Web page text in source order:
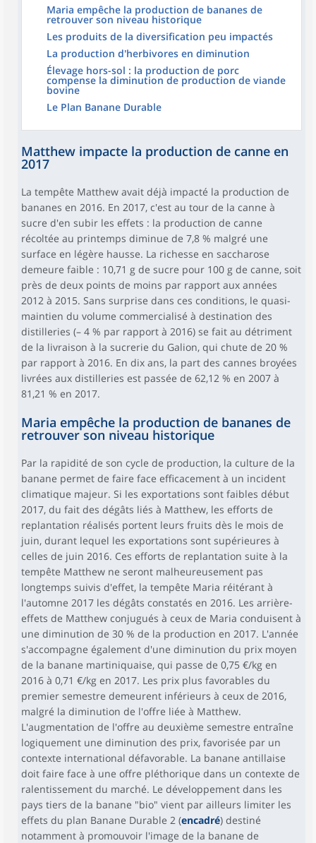
Maria empêche la production de bananes de
retrouver son niveau historique
Les produits de la diversification peu impactés
La production d'herbivores en diminution
Élevage hors-sol : la production de porc
compense la diminution de production de viande
bovine
Le Plan Banane Durable
Matthew impacte la production de canne en
2017
La tempête Matthew avait déjà impacté la production de
bananes en 2016. En 2017, c'est au tour de la canne à
sucre d'en subir les effets : la production de canne
récoltée au printemps diminue de 7,8 % malgré une
surface en légère hausse. La richesse en saccharose
demeure faible : 10,71 g de sucre pour 100 g de canne, soit
près de deux points de moins par rapport aux années
2012 à 2015. Sans surprise dans ces conditions, le quasi-
maintien du volume commercialisé à destination des
distilleries (– 4 % par rapport à 2016) se fait au détriment
de la livraison à la sucrerie du Galion, qui chute de 20 %
par rapport à 2016. En dix ans, la part des cannes broyées
livrées aux distilleries est passée de 62,12 % en 2007 à
81,21 % en 2017.
Maria empêche la production de bananes de
retrouver son niveau historique
Par la rapidité de son cycle de production, la culture de la
banane permet de faire face efficacement à un incident
climatique majeur. Si les exportations sont faibles début
2017, du fait des dégâts liés à Matthew, les efforts de
replantation réalisés portent leurs fruits dès le mois de
juin, durant lequel les exportations sont supérieures à
celles de juin 2016. Ces efforts de replantation suite à la
tempête Matthew ne seront malheureusement pas
longtemps suivis d'effet, la tempête Maria réitérant à
l'automne 2017 les dégâts constatés en 2016. Les arrière-
effets de Matthew conjugués à ceux de Maria conduisent à
une diminution de 30 % de la production en 2017. L'année
s'accompagne également d'une diminution du prix moyen
de la banane martiniquaise, qui passe de 0,75 €/kg en
2016 à 0,71 €/kg en 2017. Les prix plus favorables du
premier semestre demeurent inférieurs à ceux de 2016,
malgré la diminution de l'offre liée à Matthew.
L'augmentation de l'offre au deuxième semestre entraîne
logiquement une diminution des prix, favorisée par un
contexte international défavorable. La banane antillaise
doit faire face à une offre pléthorique dans un contexte de
ralentissement du marché. Le développement dans les
pays tiers de la banane "bio" vient par ailleurs limiter les
effets du plan Banane Durable 2 (encadré) destiné
notamment à promouvoir l'image de la banane de